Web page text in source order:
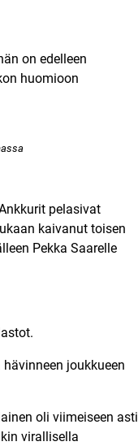
on edelleen
huomioon
pelasivat
kaivanut toisen
Pekka Saarelle
.
joukkueen
oli viimeiseen asti
virallisella